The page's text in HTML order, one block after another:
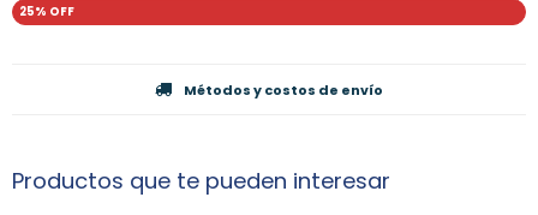
25
Métodos y costos de envío
Productos que te pueden interesar